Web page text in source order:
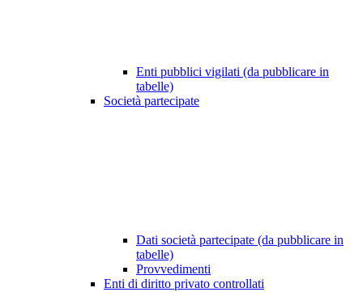
Enti pubblici vigilati (da pubblicare in
tabelle)
Società partecipate
Dati società partecipate (da pubblicare in
tabelle)
Provvedimenti
Enti di diritto privato controllati